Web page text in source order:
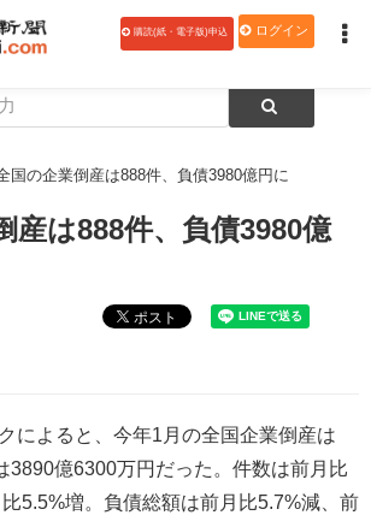
購読(紙・電子版)申込 ログイン
国の企業倒産は888件、負債3980億円に
産は888件、負債3980億
ポスト
によると、今年1月の全国企業倒産は
3890億6300万円だった。件数は前月比
5.5%増。負債総額は前月比5.7%減、前